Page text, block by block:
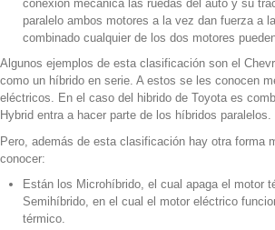
conexión mecánica las ruedas del auto y su
paralelo ambos motores a la vez dan fuerza a
combinado cualquier de los dos motores
Algunos ejemplos de esta clasificación son el
como un híbrido en serie. A estos se les conocen
eléctricos. En el caso del hibrido de Toyota es
Hybrid entra a hacer parte de los híbridos paralelos.
Pero, además de esta clasificación hay otra forma
conocer:
Están los Microhíbrido, el cual apaga el motor
Semihíbrido, en el cual el motor eléctrico
térmico.